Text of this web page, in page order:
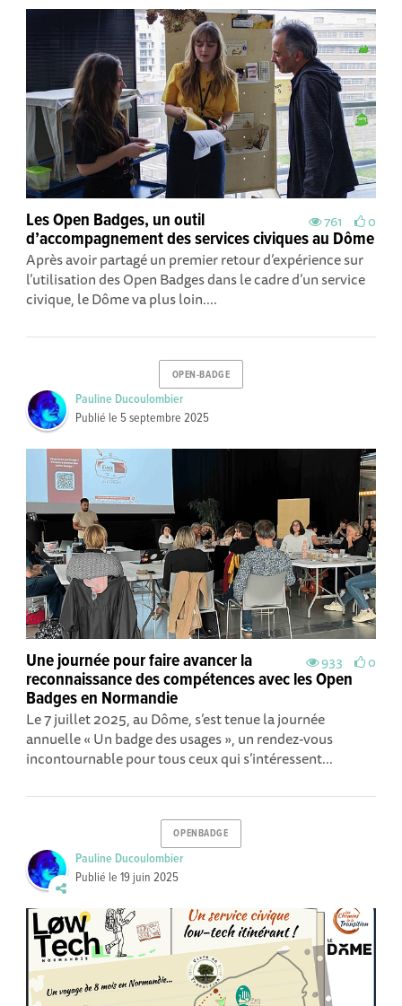
761 0
Les Open Badges, un outil
d’accompagnement des services civiques au Dôme
Après avoir partagé un premier retour d’expérience sur
l’utilisation des Open Badges dans le cadre d’un service
civique, le Dôme va plus loin....
OPEN-BADGE
Pauline Ducoulombier
Publié le 5 septembre 2025
933 0
Une journée pour faire avancer la
reconnaissance des compétences avec les Open
Badges en Normandie
Le 7 juillet 2025, au Dôme, s’est tenue la journée
annuelle « Un badge des usages », un rendez-vous
incontournable pour tous ceux qui s’intéressent...
OPENBADGE
Pauline Ducoulombier
Publié le 19 juin 2025